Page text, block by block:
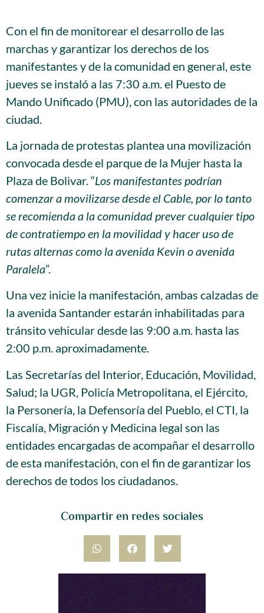
Compartir en redes sociales
Con el fin de monitorear el desarrollo de las
marchas y garantizar los derechos de los
manifestantes y de la comunidad en general, este
jueves se instaló a las 7:30 a.m. el Puesto de
Mando Unificado (PMU), con las autoridades de la
ciudad.
La jornada de protestas plantea una movilización
convocada desde el parque de la Mujer hasta la
Plaza de Bolivar. “Los manifestantes podrían
comenzar a movilizarse desde el Cable, por lo tanto
se recomienda a la comunidad prever cualquier tipo
de contratiempo en la movilidad y hacer uso de
rutas alternas como la avenida Kevin o avenida
Paralela”.
Una vez inicie la manifestación, ambas calzadas de
la avenida Santander estarán inhabilitadas para
tránsito vehicular desde las 9:00 a.m. hasta las
2:00 p.m. aproximadamente.
Las Secretarías del Interior, Educación, Movilidad,
Salud; la UGR, Policía Metropolitana, el Ejército,
la Personería, la Defensoría del Pueblo, el CTI, la
Fiscalía, Migración y Medicina legal son las
entidades encargadas de acompañar el desarrollo
de esta manifestación, con el fin de garantizar los
derechos de todos los ciudadanos.